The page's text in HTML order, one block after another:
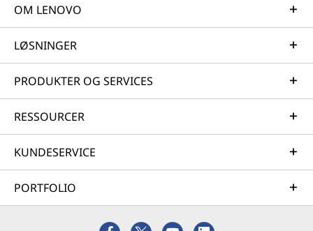
OM LENOVO
LØSNINGER
PRODUKTER OG SERVICES
RESSOURCER
KUNDESERVICE
PORTFOLIO